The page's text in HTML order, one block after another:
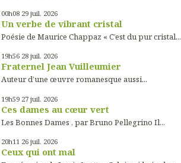
00h08 29 juil. 2026
Un verbe de vibrant cristal
Poésie de Maurice Chappaz « C’est du pur cristal...
19h56 28 juil. 2026
Fraternel Jean Vuilleumier
Auteur d’une œuvre romanesque aussi...
19h59 27 juil. 2026
Ces dames au cœur vert
Les Bonnes Dames , par Bruno Pellegrino Il...
20h11 26 juil. 2026
Ceux qui ont mal